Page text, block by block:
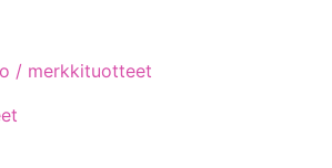
/ merkkituotteet